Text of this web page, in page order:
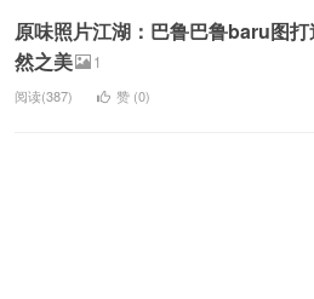
原味照片江湖：巴鲁巴鲁baru图打
然之美
1
阅读(387) 赞 (0)